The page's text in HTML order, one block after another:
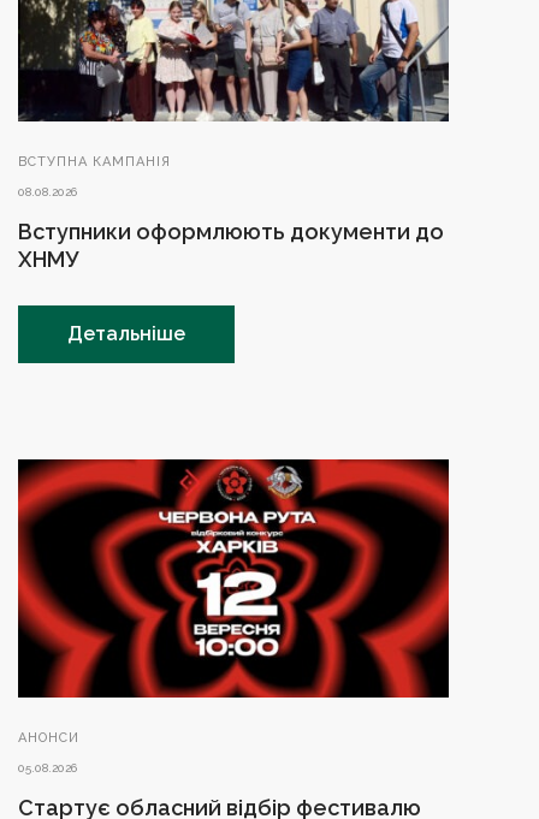
ВСТУПНА КАМПАНІЯ
08.08.2026
Вступники оформлюють документи до
ХНМУ
Детальніше
АНОНСИ
05.08.2026
Стартує обласний відбір фестивалю